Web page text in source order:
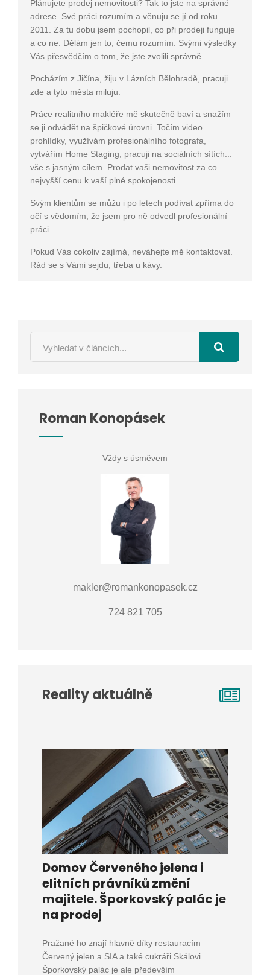
Plánujete prodej nemovitosti? Tak to jste na správné
adrese. Své práci rozumím a věnuju se jí od roku
2011. Za tu dobu jsem pochopil, co při prodeji funguje
a co ne. Dělám jen to, čemu rozumím. Svými výsledky
Vás přesvědčím o tom, že jste zvolili správně.
Pocházím z Jičína, žiju v Lázních Bělohradě, pracuji
zde a tyto města miluju.
Práce realitního makléře mě skutečně baví a snažím
se ji odvádět na špičkové úrovni. Točím video
prohlídky, využívám profesionálního fotografa,
vytvářím Home Staging, pracuji na sociálních sítích...
vše s jasným cílem. Prodat vaši nemovitost za co
nejvyšší cenu k vaší plné spokojenosti.
Svým klientům se můžu i po letech podívat zpříma do
očí s vědomím, že jsem pro ně odvedl profesionální
práci.
Pokud Vás cokoliv zajímá, neváhejte mě kontaktovat.
Rád se s Vámi sejdu, třeba u kávy.
Roman Konopásek
Vždy s úsměvem
makler@romankonopasek.cz
724 821 705
Reality aktuálně
Domov Červeného jelena i
elitních právníků změní
majitele. Šporkovský palác je
na prodej
Pražané ho znají hlavně díky restauracím
Červený jelen a SIA a také cukráři Skálovi.
Šporkovský palác je ale především